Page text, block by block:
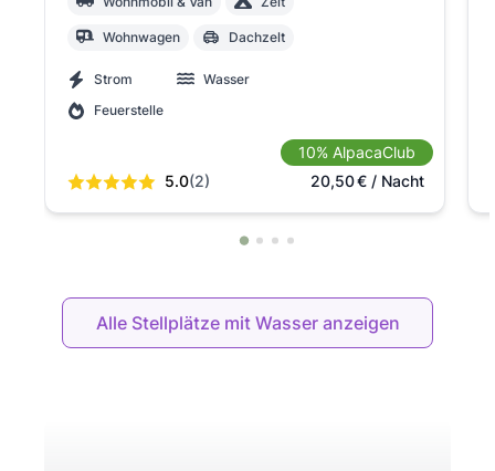
Wohnwagen Dachzelt
Strom
Wasser
Feuerstelle
5.0(2)
10% AlpacaClub
20,50€/ Nacht
Alle Stellplätze mit Wasser anzeigen